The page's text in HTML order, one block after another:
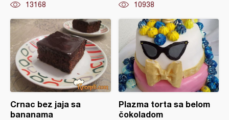
13168 10938
Crnac bez jaja sa
bananama
Plazma torta sa belom
čokoladom